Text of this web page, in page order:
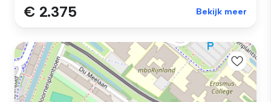
€ 2.375 Bekijk meer